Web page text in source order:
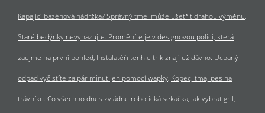
Kapající bazénová nádržka? Správný tmel může ušetřit drahou výměnu
Staré bedýnky nevyhazujte. Proměníte je v designovou polici, která
zaujme na první pohled Instalatéři tenhle trik znají už dávno. Ucpaný
odpad vyčistíte za pár minut jen pomocí wapky Kopec, tma, pes na
trávníku. Co všechno dnes zvládne robotická sekačka Jak vybrat gril,